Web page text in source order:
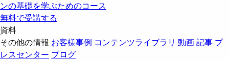
ンの基礎を学ぶためのコース
無料で受講する
資料
その他の情報 お客様事例 コンテンツライブラリ 動画記事 プ
レスセンター ブログ